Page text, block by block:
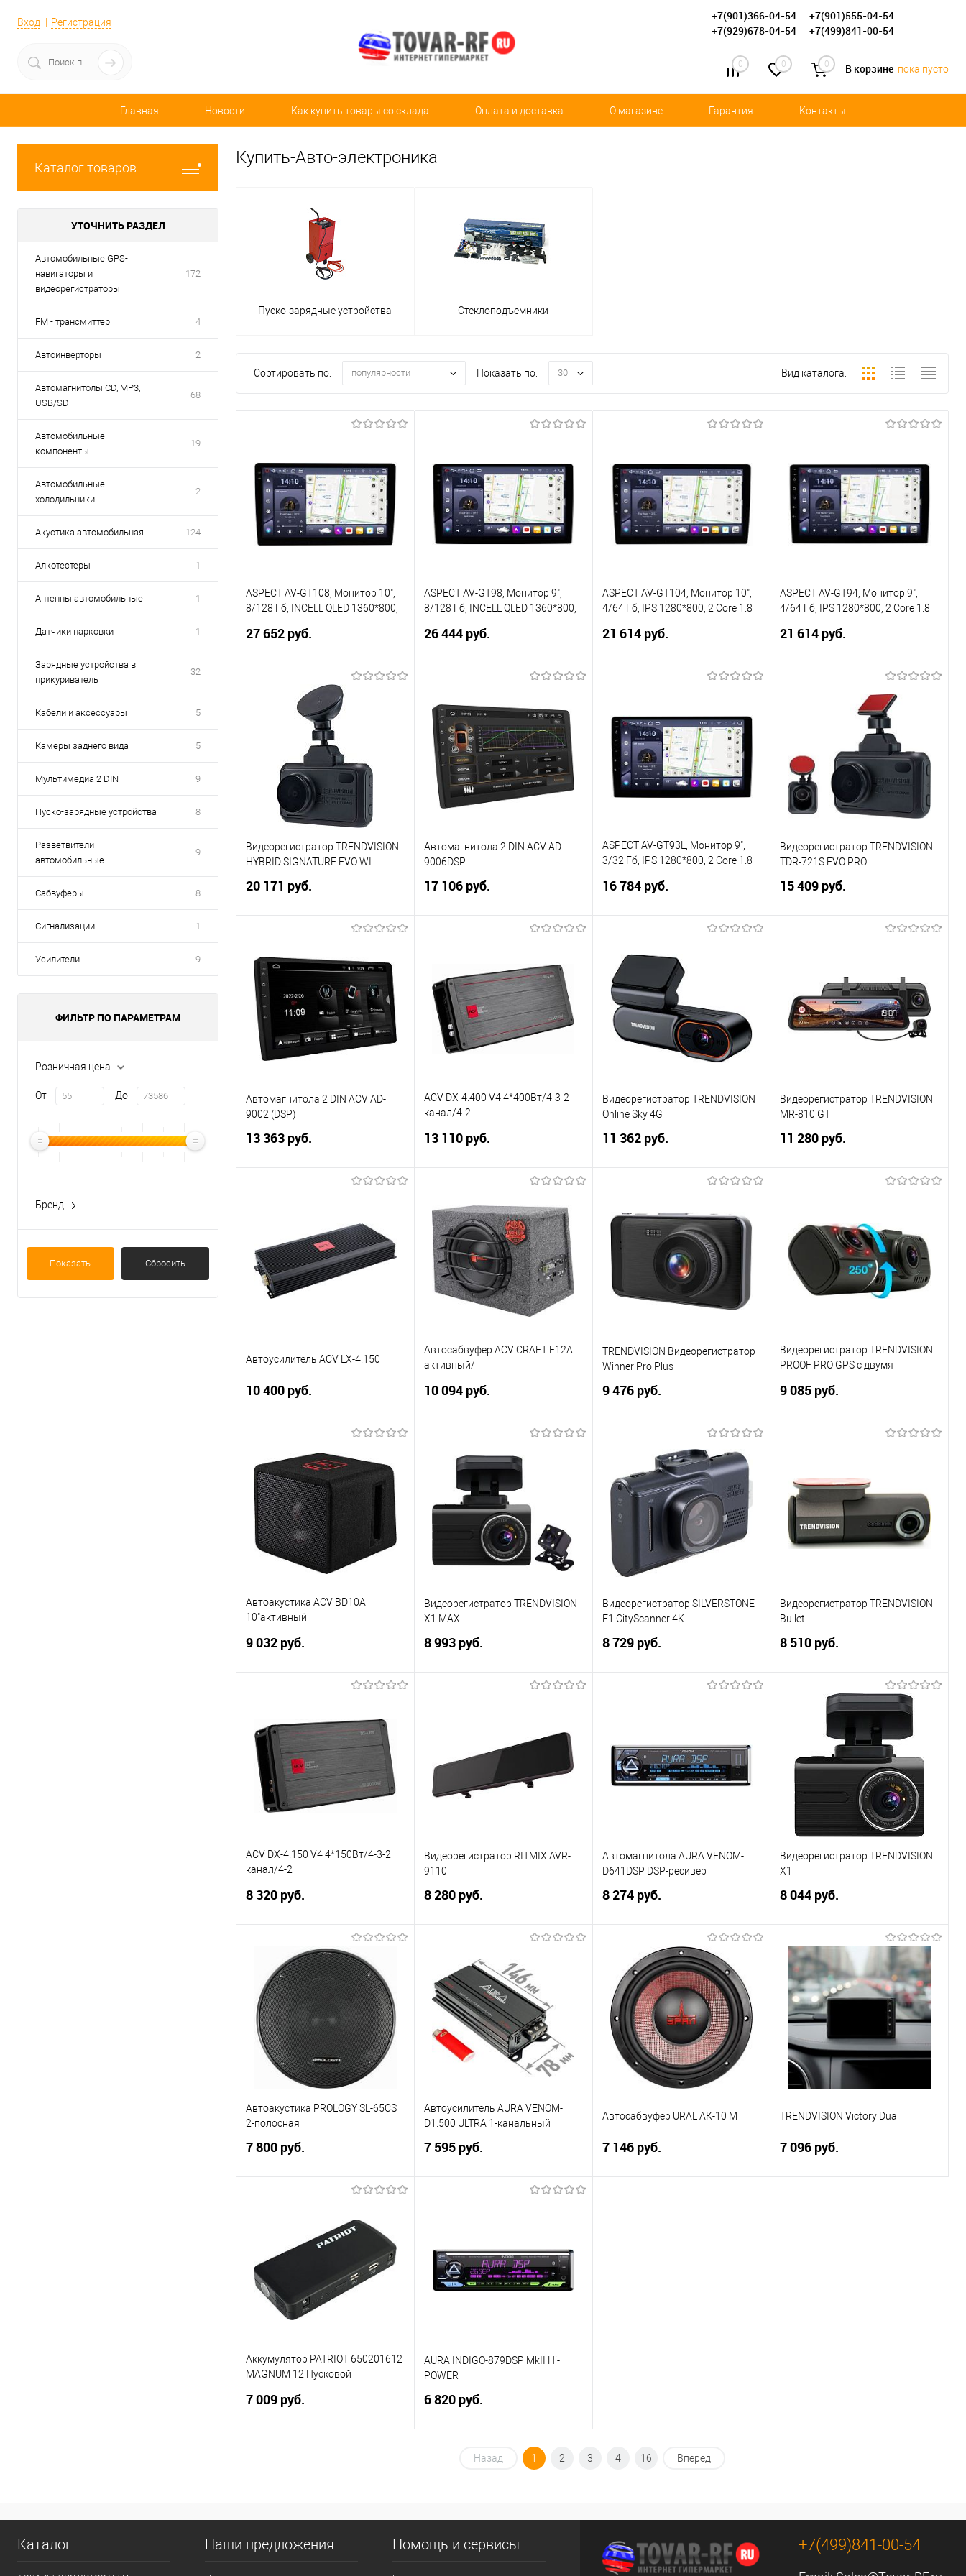
Вход Регистрация +7(901)366-04-54
+7(901)555-04-54
+7(929)678-04-54
+7(499)841-00-54
0 0 0 В корзине пока пусто
Главная Новости Как купить товары со склада Оплата и доставка О магазине Гарантия Контакты
Каталог товаров
УТОЧНИТЬ РАЗДЕЛ
Автомобильные GPS-
навигаторы и
видеорегистраторы
172
FM - трансмиттер 4
Автоинверторы 2
Автомагнитолы СD, MP3,
USB/SD
68
Автомобильные
компоненты
19
Автомобильные
холодильники
2
Акустика автомобильная 124
Алкотестеры 1
Антенны автомобильные 1
Датчики парковки 1
Зарядные устройства в
прикуриватель
32
Кабели и аксессуары 5
Камеры заднего вида 5
Мультимедиа 2 DIN 9
Пуско-зарядные устройства 8
Разветвители
автомобильные
9
Сабвуферы 8
Сигнализации 1
Усилители 9
ФИЛЬТР ПО ПАРАМЕТРАМ
Розничная цена
От До
Бренд
Aspect
Показать Сбросить
Купить-Авто-электроника
Пуско-зарядные устройства Стеклоподъемники
Сортировать по: популярности Показать по: 30 Вид каталога:
ASPECT AV-GT108, Монитор 10",
8/128 Гб, INCELL QLED 1360*800,
Android 15, WiFi, 4G LTE, BT 5.4,
27 652 руб.
В корзину
Купить в 1 клик
В избранное
ASPECT AV-GT98, Монитор 9",
8/128 Гб, INCELL QLED 1360*800,
Android 15, WiFi, 4G LTE, BT 5.4,
26 444 руб.
Купить в 1 клик
Сравнение
В избранное
ASPECT AV-GT104, Монитор 10",
4/64 Гб, IPS 1280*800, 2 Core 1.8
WiFi, 4G LTE, BT 5.4, 4х60 Вт,DSP,
21 614 руб.
Купить в 1 клик
Сравнение
В избранное
ASPECT AV-GT94, Монитор 9",
4/64 Гб, IPS 1280*800, 2 Core 1.8
WiFi, 4G LTE, BT 5.4, 4х60 Вт,DSP,
21 614 руб.
В корзину
Сравнение
В избранное
Видеорегистратор TRENDVISION
HYBRID SIGNATURE EVO WI
20 171 руб.
Купить в 1 клик
Сравнение
В избранное
Автомагнитола 2 DIN ACV AD-
9006DSP
17 106 руб.
Купить в 1 клик
Сравнение
В избранное
ASPECT AV-GT93L, Монитор 9",
3/32 Гб, IPS 1280*800, 2 Core 1.8
WiFi, 4G LTE, BT 5.4, 4х50 Вт, FAN
16 784 руб.
Купить в 1 клик
В избранное
Видеорегистратор TRENDVISION
TDR-721S EVO PRO
15 409 руб.
Купить в 1 клик
Сравнение
В избранное
Автомагнитола 2 DIN ACV AD-
9002 (DSP)
13 363 руб.
Купить в 1 клик
Сравнение
В избранное
ACV DX-4.400 V4 4*400Вт/4-3-2
канал/4-2
Input/D class
13 110 руб.
Купить в 1 клик
Сравнение
В избранное
Видеорегистратор TRENDVISION
Online Sky 4G
11 362 руб.
Купить в 1 клик
Сравнение
В избранное
Видеорегистратор TRENDVISION
MR-810 GT
11 280 руб.
Купить в 1 клик
Сравнение
В избранное
Автоусилитель ACV LX-4.150
10 400 руб.
В корзину
Купить в 1 клик
Сравнение
В избранное
Автосабвуфер ACV CRAFT F12A
активный/
109дБ/серый
10 094 руб.
Купить в 1 клик
В избранное
TRENDVISION Видеорегистратор
Winner Pro Plus
9 476 руб.
В корзину
Купить в 1 клик
Сравнение
В избранное
Видеорегистратор TRENDVISION
PROOF PRO GPS с двумя
9 085 руб.
Купить в 1 клик
В избранное
Автоакустика ACV BD10A
10"активный
9 032 руб.
Купить в 1 клик
Сравнение
В избранное
Видеорегистратор TRENDVISION
X1 MAX
8 993 руб.
Сравнение
В избранное
Видеорегистратор SILVERSTONE
F1 CityScanner 4K
8 729 руб.
В избранное
Видеорегистратор TRENDVISION
Bullet
8 510 руб.
В корзину
Купить в 1 клик
Сравнение
В избранное
ACV DX-4.150 V4 4*150Вт/4-3-2
канал/4-2
Input/D class
8 320 руб.
В корзину
Купить в 1 клик
Сравнение
В избранное
Видеорегистратор RITMIX AVR-
9110
8 280 руб.
Купить в 1 клик
Сравнение
В избранное
Автомагнитола AURA VENOM-
D641DSP DSP-ресивер
8 274 руб.
В корзину
Купить в 1 клик
Сравнение
В избранное
Видеорегистратор TRENDVISION
X1
8 044 руб.
В корзину
Купить в 1 клик
Сравнение
В избранное
Автоакустика PROLOGY SL-65CS
2-полосная
7 800 руб.
Купить в 1 клик
Сравнение
В избранное
Автоусилитель AURA VENOM-
D1.500 ULTRA 1-канальный
7 595 руб.
В избранное
Автосабвуфер URAL АК-10 М
7 146 руб.
TRENDVISION Victory Dual
7 096 руб.
Аккумулятор PATRIOT 650201612
MAGNUM 12 Пусковой
аккумулятор
7 009 руб.
В избранное
AURA INDIGO-879DSP MkII Hi-
POWER
6 820 руб.
В корзину
В избранное
Назад 1 2 3 4 16 Вперед
Каталог Наши предложения Помощь и сервисы +7(499)841-00-54